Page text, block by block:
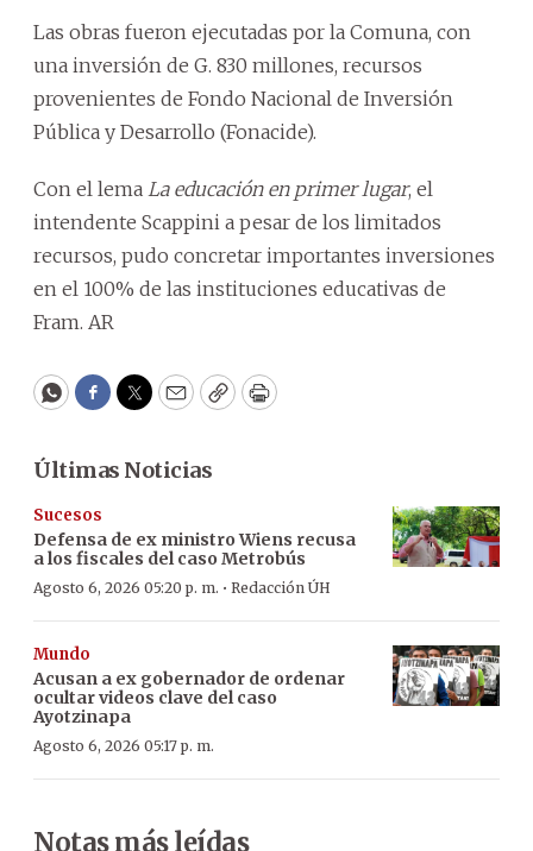
Las obras fueron ejecutadas por la Comuna, con
una inversión de G. 830 millones, recursos
provenientes de Fondo Nacional de Inversión
Pública y Desarrollo (Fonacide).
Con el lema La educación en primer lugar, el
intendente Scappini a pesar de los limitados
recursos, pudo concretar importantes inversiones
en el 100% de las instituciones educativas de
Fram. AR
WhatsApp
Facebook
Twitter
EmailCopyPrint
Últimas Noticias
Sucesos
Defensa de ex ministro Wiens recusa
a los fiscales del caso Metrobús
Agosto 6, 2026 05:20 p. m. · Redacción ÚH
Mundo
Acusan a ex gobernador de ordenar
ocultar videos clave del caso
Ayotzinapa
Agosto 6, 2026 05:17 p. m.
Notas más leídas